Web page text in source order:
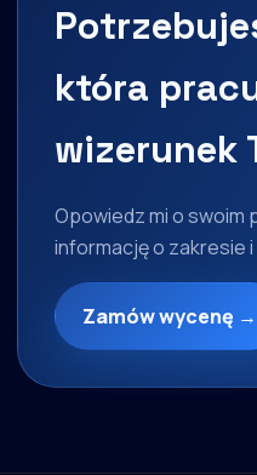
która
wizerunek
Opowiedz mi o swoim
informację o zakresie
Zamów wycenę →